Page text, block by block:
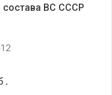
состава ВС СССР